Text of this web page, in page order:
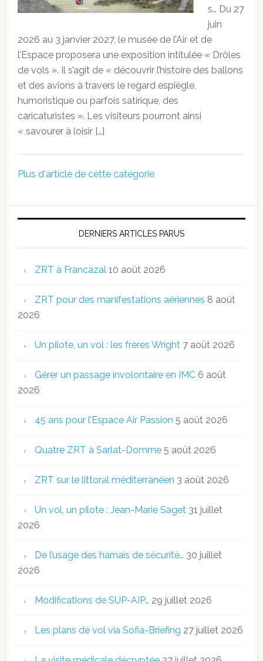
s… Du 27
juin
2026 au 3 janvier 2027, le musée de l’Air et de
l’Espace proposera une exposition intitulée « Drôles
de vols ». Il s’agit de « découvrir l’histoire des ballons
et des avions à travers le regard espiègle,
humoristique ou parfois satirique, des
caricaturistes ». Les visiteurs pourront ainsi
« savourer à loisir […]
Plus d'article de cette catégorie
DERNIERS ARTICLES PARUS
ZRT à Francazal 10 août 2026
ZRT pour des manifestations aériennes 8 août
2026
Un pilote, un vol : les frères Wright 7 août 2026
Gérer un passage involontaire en IMC 6 août
2026
45 ans pour l’Espace Air Passion 5 août 2026
Quatre ZRT à Sarlat-Domme 5 août 2026
ZRT sur le littoral méditerranéen 3 août 2026
Un vol, un pilote : Jean-Marie Saget 31 juillet
2026
De l’usage des harnais de sécurité… 30 juillet
2026
Modifications de SUP-AIP… 29 juillet 2026
Les plans de vol via Sofia-Briefing 27 juillet 2026